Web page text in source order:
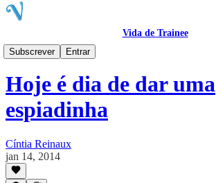
Vida de Trainee
Subscrever
Entrar
Blog
Hoje é dia de dar uma
espiadinha
Cíntia Reinaux
jan 14, 2014